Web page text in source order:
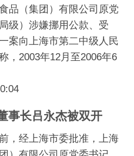
品（集团）有限公司原党
级）涉嫌挪用公款、受
案向上海市第二中级人民
，2003年12月至2006年6
事长吕永杰被双开
，经上海市委批准，上海